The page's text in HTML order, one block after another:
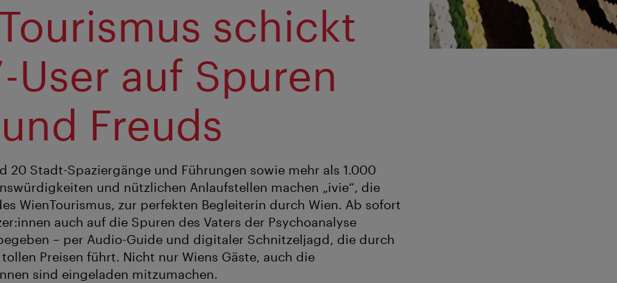
schickt
User auf Spuren
Freuds
20 Stadt-Spaziergänge und Führungen sowie mehr als 1.000
und nützlichen Anlaufstellen machen „ivie“, die
WienTourismus, zur perfekten Begleiterin durch Wien. Ab sofort
auch auf die Spuren des Vaters der Psychoanalyse
– per Audio-Guide und digitaler Schnitzeljagd, die durch
Preisen führt. Nicht nur Wiens Gäste, auch die
sind eingeladen mitzumachen.